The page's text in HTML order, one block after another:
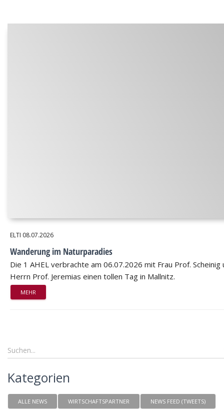
ELTI 08.07.2026
Wanderung im Naturparadies
Die 1 AHEL verbrachte am 06.07.2026 mit Frau Prof. Scheinig
Herrn Prof. Jeremias einen tollen Tag in Mallnitz.
MEHR
Kategorien
ALLE NEWS WIRTSCHAFTSPARTNER NEWS FEED (TWEETS)